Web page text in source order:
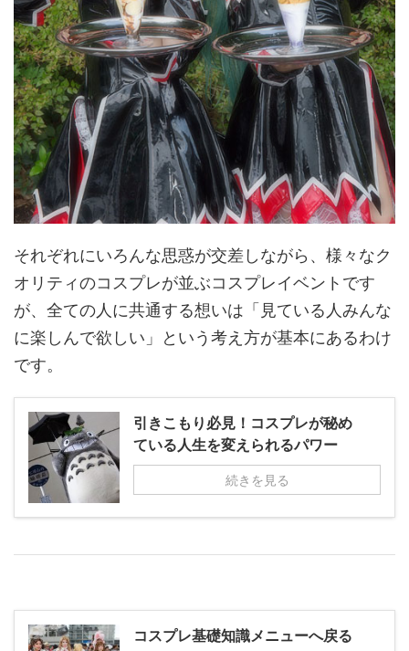
それぞれにいろんな思惑が交差しながら、様々なク
オリティのコスプレが並ぶコスプレイベントです
が、全ての人に共通する想いは「見ている人みんな
に楽しんで欲しい」という考え方が基本にあるわけ
です。
引きこもり必見！コスプレが秘め
ている人生を変えられるパワー
続きを見る
コスプレ基礎知識メニューへ戻る